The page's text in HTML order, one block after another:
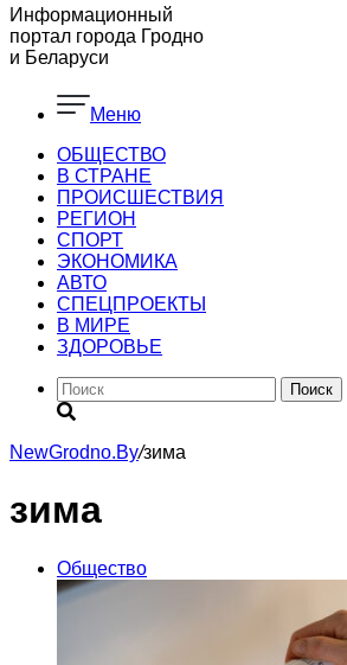
Информационный
портал города Гродно
и Беларуси
Меню
ОБЩЕСТВО
В СТРАНЕ
ПРОИСШЕСТВИЯ
РЕГИОН
CПОРТ
ЭКОНОМИКА
АВТО
СПЕЦПРОЕКТЫ
В МИРЕ
ЗДОРОВЬЕ
Поиск
NewGrodno.By/зима
зима
Общество